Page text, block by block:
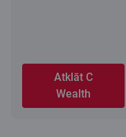
Atklāt C
Wealth